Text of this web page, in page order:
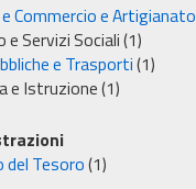
Commercio e Artigianato
e Servizi Sociali(1)
e Trasporti(1)
e Istruzione(1)
del Tesoro(1)